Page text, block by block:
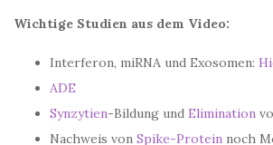
Wichtige Studien aus dem Video:
Interferon, miRNA und Exosomen:
ADE
Synzytien-Bildung und Elimination
Nachweis von Spike-Protein noch